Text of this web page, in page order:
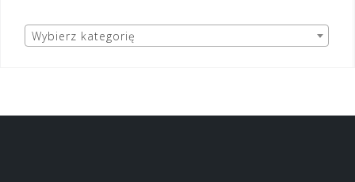
Wybierz kategorię